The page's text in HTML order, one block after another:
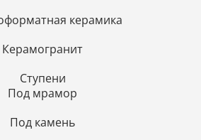
керамика
Керамогранит
Ступени
Под мрамор
Под камень